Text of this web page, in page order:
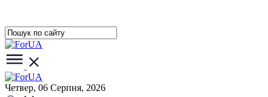
Четвер, 06 Серпня, 2026